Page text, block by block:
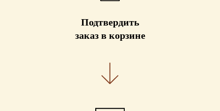
Подтвердить
заказ в корзине